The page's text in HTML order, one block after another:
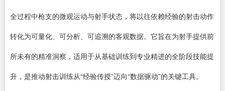
全过程中枪支的微观运动与射手状态，将以往依赖经验的射击动作
转化为可量化、可分析、可追溯的客观数据。它旨在为射手提供前
所未有的精准洞察，适用于从基础训练到专业精进的全阶段技能提
升，是推动射击训练从“经验传授”迈向“数据驱动”的关键工具。